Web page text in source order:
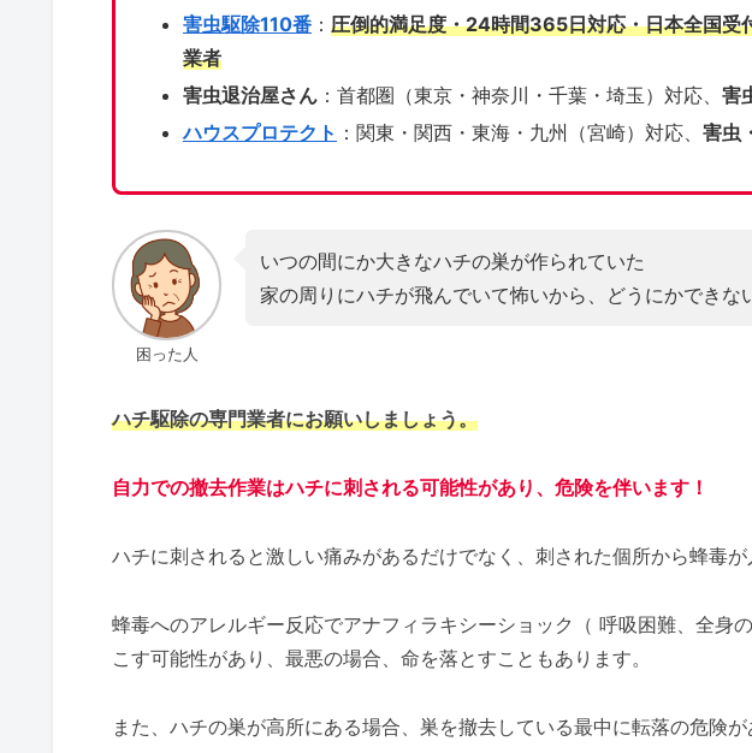
害虫駆除110番： 圧倒的満足度・24時間365日対応・日本全国受
業者
害虫退治屋さん：首都圏（東京・神奈川・千葉・埼玉）対応、 害
ハウスプロテクト ：関東・関西・東海・九州（宮崎）対応、 害虫
困った人
いつの間にか大きなハチの巣が作られていた
家の周りにハチが飛んでいて怖いから、どうにかできな
ハチ駆除の専門業者にお願いしましょう。
自力での撤去作業はハチに刺される可能性があり、危険を伴います！
ハチに刺されると激しい痛みがあるだけでなく、刺された個所から蜂毒が
蜂毒へのアレルギー反応でアナフィラキシーショック（ 呼吸困難、全身
こす可能性があり、最悪の場合、命を落とすこともあります。
また、ハチの巣が高所にある場合、巣を撤去している最中に転落の危険が